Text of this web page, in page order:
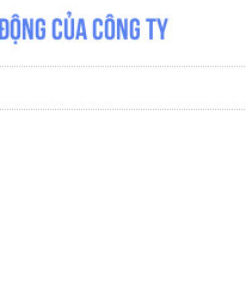
của Công ty